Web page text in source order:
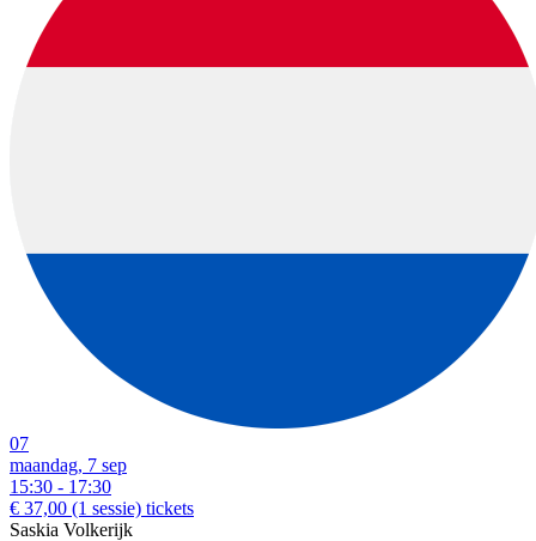
07
maandag, 7 sep
15:30 - 17:30
€ 37,00 (1 sessie) tickets
Saskia Volkerijk